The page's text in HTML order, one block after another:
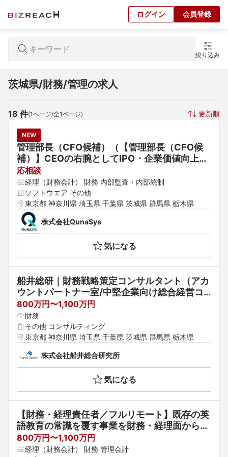
ログイン 会員登録
絞り込み
茨城県/財務/管理の求人
18 件(1ページ/全1ページ) 更新順
NEW
管理部長（CFO候補）（【管理部長（CFO候
補）】CEOの右腕としてIPO・企業価値向上を
リードする経営人材募集）
応相談
経理（財務会計） 財務 内部監査・内部統制
ソフトウエア その他
東京都 神奈川県 埼玉県 千葉県 茨城県 群馬県 栃木県
株式会社QunaSys
気になる
船井総研｜財務戦略策定コンサルタント（アカ
ウントパートナー室/中堅企業向け総合経営コ
ンサルティング）
800万円〜1,100万円
財務
その他 コンサルティング
東京都 神奈川県 埼玉県 千葉県 茨城県 群馬県 栃木県
株式会社船井総合研究所
気になる
【財務・経理責任者／フルリモート】既存の英
語教育の常識を覆す事業を財務・経理面から加
速する。財務・経理責任者（CFO候補）募集
800万円〜1,100万円
経理（財務会計） 財務 管理会計